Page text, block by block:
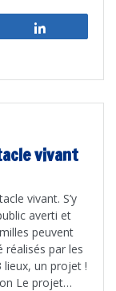
vivant
vivant. S’y
averti et
peuvent
réalisés par les
lieux, un projet !
Le projet…